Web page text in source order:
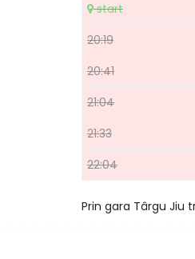
start
20:19
20:41
21:04
21:33
22:04
Prin gara Târgu Jiu